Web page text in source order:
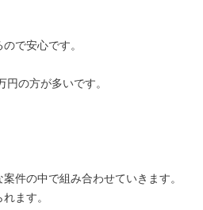
で安心です。
円の方が多いです。
件の中で組み合わせていきます。
ます。